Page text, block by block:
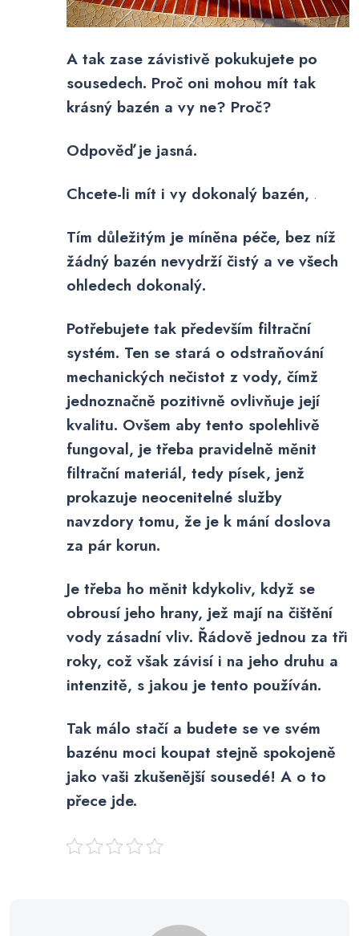
A tak zase závistivě pokukujete po
sousedech. Proč oni mohou mít tak
krásný bazén a vy ne? Proč?
Odpověď je jasná.
Chcete-li mít i vy dokonalý bazén, .
Tím důležitým je míněna péče, bez níž
žádný bazén nevydrží čistý a ve všech
ohledech dokonalý.
Potřebujete tak především filtrační
systém. Ten se stará o odstraňování
mechanických nečistot z vody, čímž
jednoznačně pozitivně ovlivňuje její
kvalitu. Ovšem aby tento spolehlivě
fungoval, je třeba pravidelně měnit
filtrační materiál, tedy písek, jenž
prokazuje neocenitelné služby
navzdory tomu, že je k mání doslova
za pár korun.
Je třeba ho měnit kdykoliv, když se
obrousí jeho hrany, jež mají na čištění
vody zásadní vliv. Řádově jednou za tři
roky, což však závisí i na jeho druhu a
intenzitě, s jakou je tento používán.
Tak málo stačí a budete se ve svém
bazénu moci koupat stejně spokojeně
jako vaši zkušenější sousedé! A o to
přece jde.